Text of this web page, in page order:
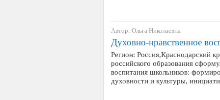
Автор: Ольга Николаевна
Духовно-нравственное
Регион: Россия,Краснодарский
российского образования
воспитания школьников:
духовности и культуры,